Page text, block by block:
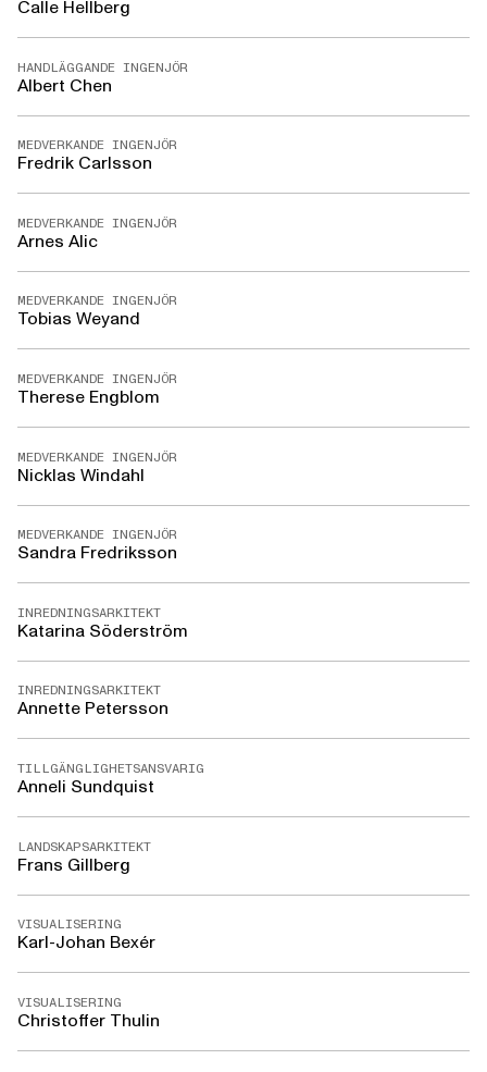
Calle Hellberg
HANDLÄGGANDE INGENJÖR
Albert Chen
MEDVERKANDE INGENJÖR
Fredrik Carlsson
MEDVERKANDE INGENJÖR
Arnes Alic
MEDVERKANDE INGENJÖR
Tobias Weyand
MEDVERKANDE INGENJÖR
Therese Engblom
MEDVERKANDE INGENJÖR
Nicklas Windahl
MEDVERKANDE INGENJÖR
Sandra Fredriksson
INREDNINGSARKITEKT
Katarina Söderström
INREDNINGSARKITEKT
Annette Petersson
TILLGÄNGLIGHETSANSVARIG
Anneli Sundquist
LANDSKAPSARKITEKT
Frans Gillberg
VISUALISERING
Karl-Johan Bexér
VISUALISERING
Christoffer Thulin